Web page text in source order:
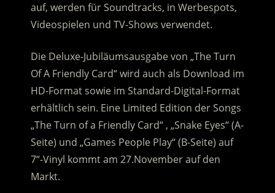
auf, werden für Soundtracks, in Werbespots,
Videospielen und TV-Shows verwendet.
Die Deluxe-Jubiläumsausgabe von „The Turn
Of A Friendly Card“ wird auch als Download im
HD-Format sowie im Standard-Digital-Format
erhältlich sein. Eine Limited Edition der Songs
„The Turn of a Friendly Card“ , „Snake Eyes“ (A-
Seite) und „Games People Play“ (B-Seite) auf
7“-Vinyl kommt am 27.November auf den
Markt.